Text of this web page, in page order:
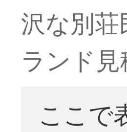
沢な別
ランド
ここで